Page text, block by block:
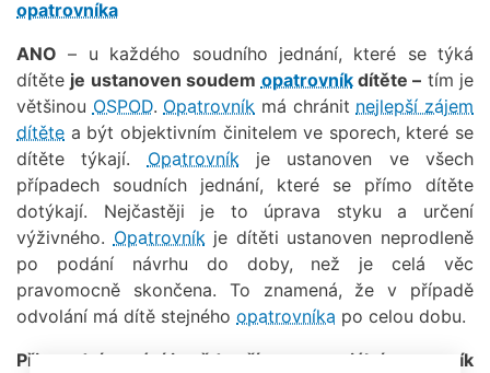
opatrovníka
ANO – u každého soudního jednání, které se týká
dítěte je ustanoven soudem opatrovníkdítěte – tím je
většinou OSPOD. Opatrovník má chránit nejlepší zájem
dítěte a být objektivním činitelem ve sporech, které se
dítěte týkají. Opatrovník je ustanoven ve všech
případech soudních jednání, které se přímo dítěte
dotýkají. Nejčastěji je to úprava styku a určení
výživného. Opatrovník je dítěti ustanoven neprodleně
po podání návrhu do doby, než je celá věc
pravomocně skončena. To znamená, že v případě
odvolání má dítě stejného opatrovníka po celou dobu.
Při soudním stání je vždy přítomen sociální pracovník